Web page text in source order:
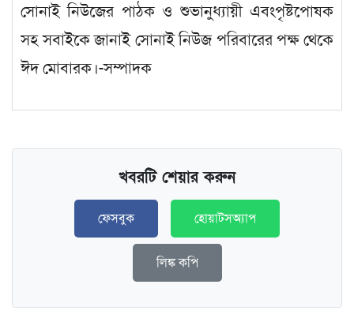
সোনাই নিউজের পাঠক ও শুভানুধ্যায়ী এবংপৃষ্টপোষক
সহ সবাইকে জানাই সোনাই নিউজ পরিবারের পক্ষ থেকে
ঈদ মোবারক।-সম্পাদক
খবরটি শেয়ার করুন
ফেসবুক হোয়াটসঅ্যাপ
লিঙ্ক কপি